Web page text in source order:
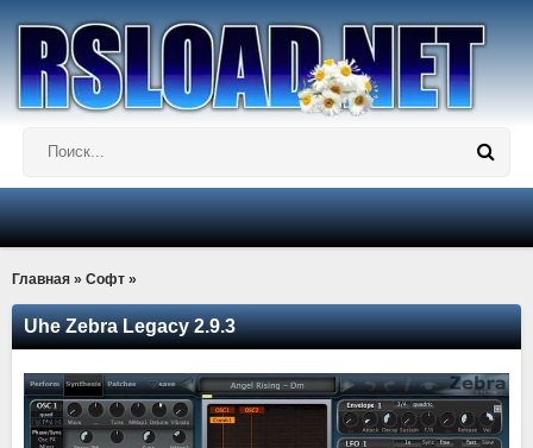
Главная » Софт »
Uhe Zebra Legacy 2.9.3